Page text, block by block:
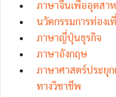
ภาษาจีนเพื่ออุตสา
นวัตกรรมการท่องเ
ภาษาญี่ปุ่นธุรกิจ
ภาษาอังกฤษ
ภาษาศาสตร์ประยุ
ทางวิชาชีพ